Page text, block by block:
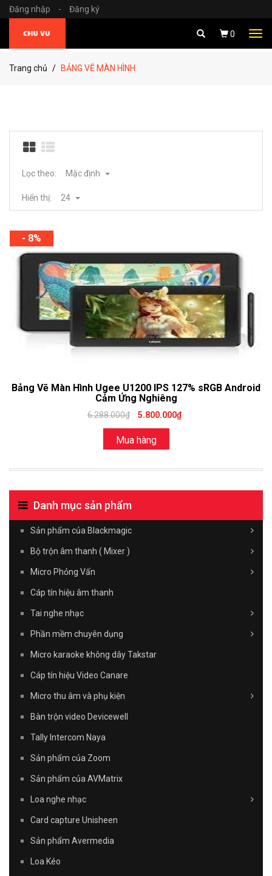
Đăng nhập - Đăng ký
0
Trang chủ BẢNG VẼ MÀN HÌNH
Lọc theo: Mặc định
Hiển thị: 24
- 8%
Bảng Vẽ Màn Hình Ugee U1200 IPS 127% sRGB Android
Cảm Ứng Nghiêng
6.288.000₫ 5.800.000₫
Mua hàng
Danh mục sản phẩm
Sản phẩm của Blackmagic
Bộ trộn âm thanh ( Mixer )
Micro Phỏng Vấn
Cáp tín hiệu âm thanh
Tai nghe nhạc
Phần mềm chuyên dụng
Micro karaoke không dây Takstar
Cáp tín hiệu Video Canare
Micro thu âm và phụ kiện
Bàn trộn video Devicewell
Tally Intercom Naya
Sản phẩm của Zoom
Sản phẩm của AVMatrix
Loa nghe nhạc
Card capture Unisheen
Sản phẩm Avermedia
Loa Kéo